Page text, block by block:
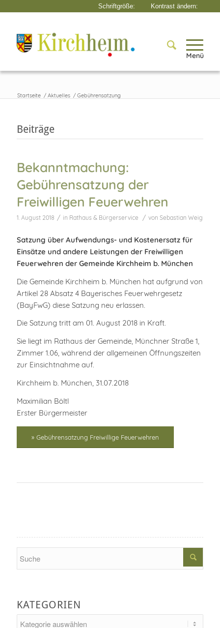
Menü
Startseite / Aktuelles / Gebührensatzung
Beiträge
Bekanntmachung:
Gebührensatzung der
Freiwilligen Feuerwehren
1. August 2018 / in Rathaus & Bürgerservice / von Sebastian Weig
Satzung über Aufwendungs- und Kostenersatz für
Einsätze und andere Leistungen der Freiwilligen
Feuerwehren der Gemeinde Kirchheim b. München
Die Gemeinde Kirchheim b. München hat aufgrund von
Artikel 28 Absatz 4 Bayerisches Feuerwehrgesetz
(BayFwG) diese Satzung neu erlassen.
Die Satzung tritt am 01. August 2018 in Kraft.
Sie liegt im Rathaus der Gemeinde, Münchner Straße 1,
Zimmer 1.06, während der allgemeinen Öffnungszeiten
zur Einsichtnahme auf.
Kirchheim b. München, 31.07.2018
Maximilian Böltl
Erster Bürgermeister
» Gebührensatzung Freiwillige Feuerwehren
KATEGORIEN